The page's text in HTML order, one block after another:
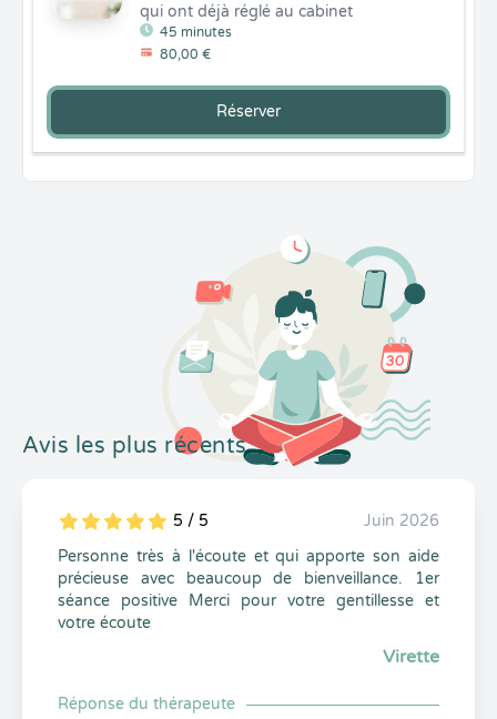
45 minutes
80,00 €
qui ont déjà réglé au cabinet
Réserver
Avis les plus récents
5
1
5
0 5 / 5
Juin 2026
Personne très à l'écoute et qui apporte son aide
précieuse avec beaucoup de bienveillance. 1er
séance positive Merci pour votre gentillesse et
votre écoute
Virette
Réponse du thérapeute